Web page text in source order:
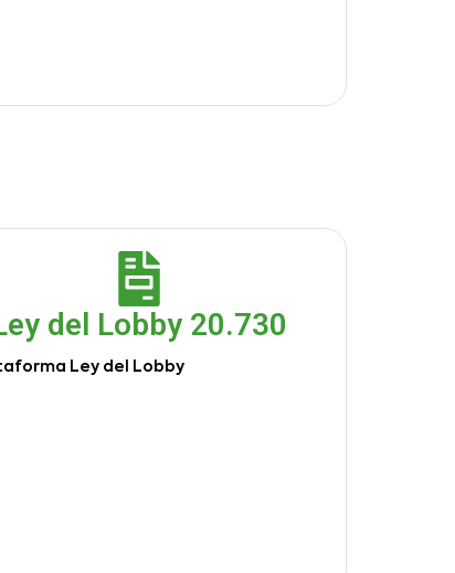
del Lobby 20.730
Ley del Lobby